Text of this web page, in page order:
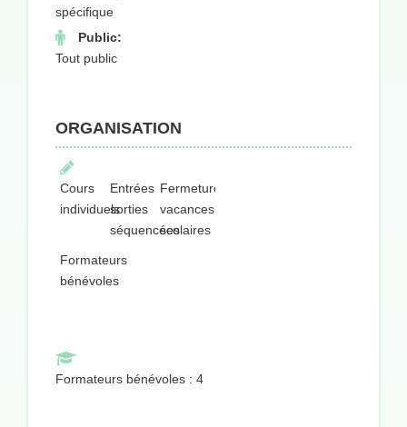
spécifique
Public:
Tout public
ORGANISATION
Cours
individuels
Entrées
sorties
séquencées
Fermeture
vacances
scolaires
Formateurs
bénévoles
Formateurs bénévoles : 4